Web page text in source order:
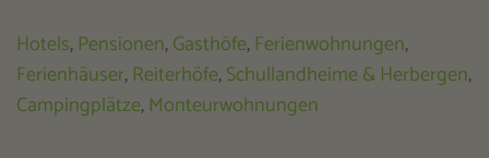
Hotels, Pensionen,Gasthöfe, Ferienwohnungen,
Ferienhäuser, Reiterhöfe,Schullandheime & Herbergen,
Campingplätze, Monteurwohnungen